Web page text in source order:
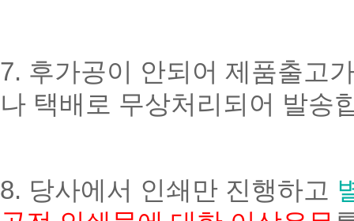
7. 후가공이 안되어 제품출고
나 택배로 무상처리되어 발송
8. 당사에서 인쇄만 진행하고